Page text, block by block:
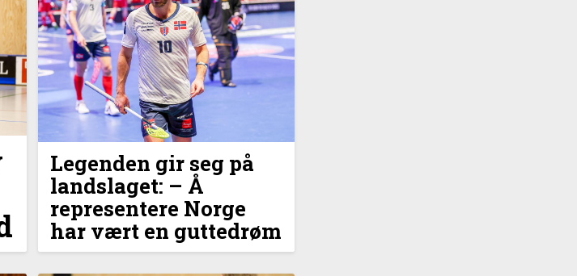
Legenden gir seg på
landslaget: – Å
representere Norge
har vært en guttedrøm